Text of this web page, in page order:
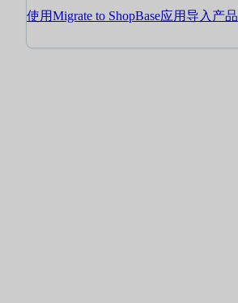
使用Migrate to ShopBase应用导入产品